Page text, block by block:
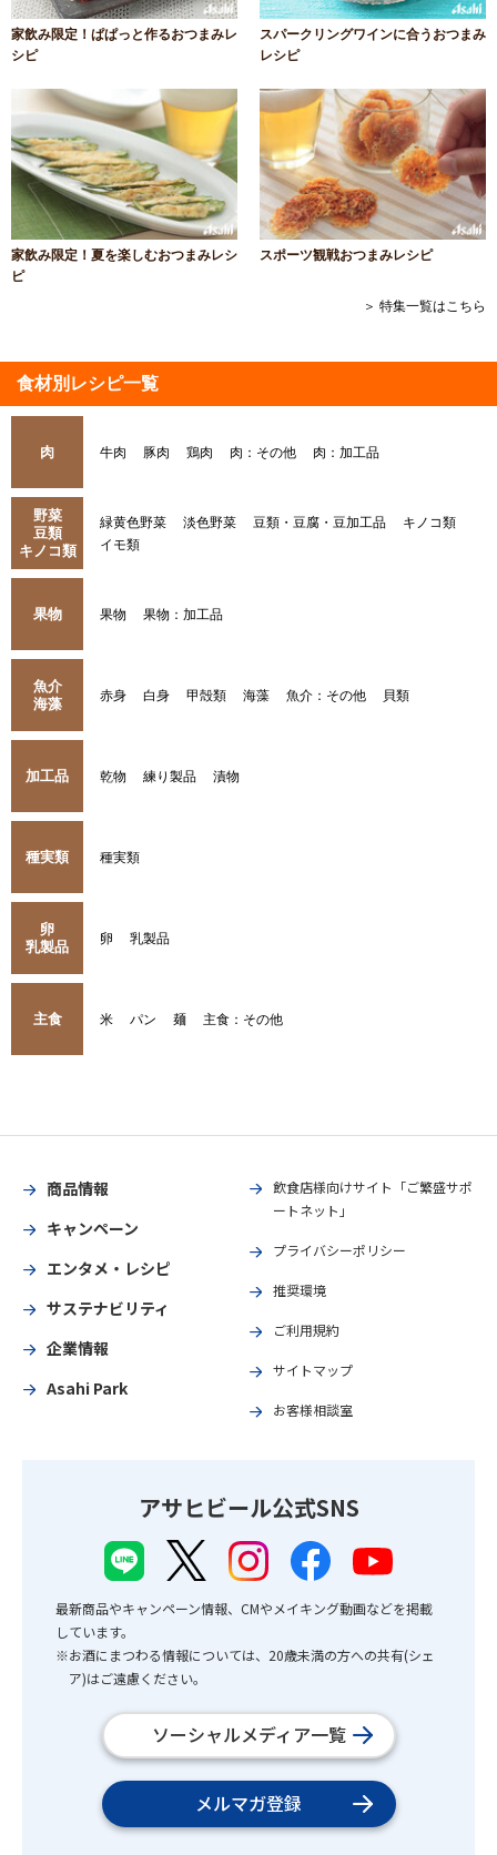
家飲み限定！ぱぱっと作るおつまみレ
シピ
スパークリングワインに合うおつまみ
レシピ
家飲み限定！夏を楽しむおつまみレシ
ピ
スポーツ観戦おつまみレシピ
＞ 特集一覧はこちら
食材別レシピ一覧
肉 牛肉 豚肉 鶏肉 肉：その他 肉：加工品
野菜
豆類
キノコ類
緑黄色野菜 淡色野菜 豆類・豆腐・豆加工品
キノコ類
イモ類
果物 果物 果物：加工品
魚介
海藻
赤身 白身 甲殻類 海藻 魚介：その他 貝類
加工品 乾物 練り製品 漬物
種実類 種実類
卵
乳製品
卵 乳製品
主食 米 パン 麺 主食：その他
商品情報
キャンペーン
エンタメ・レシピ
サステナビリティ
企業情報
Asahi Park
飲食店様向けサイト「ご繁盛サポ
ートネット」
プライバシーポリシー
推奨環境
ご利用規約
サイトマップ
お客様相談室
アサヒビール公式SNS
最新商品やキャンペーン情報、CMやメイキング動画などを掲載
しています。
※お酒にまつわる情報については、20歳未満の方への共有(シェ
ア)はご遠慮ください。
ソーシャルメディア一覧
メルマガ登録